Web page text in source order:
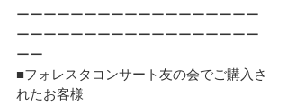
ーーーーーーーーーーーーーーーーーー
ーーーーーーーーーーーーーーーーーー
ーー
■フォレスタコンサート友の会でご購入さ
れたお客様